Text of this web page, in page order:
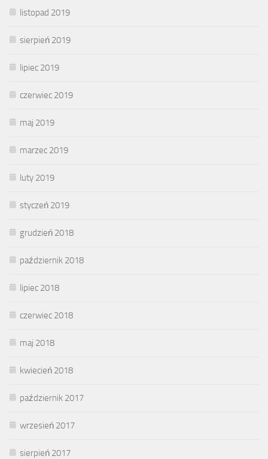
listopad 2019
sierpień 2019
lipiec 2019
czerwiec 2019
maj 2019
marzec 2019
luty 2019
styczeń 2019
grudzień 2018
październik 2018
lipiec 2018
czerwiec 2018
maj 2018
kwiecień 2018
październik 2017
wrzesień 2017
sierpień 2017